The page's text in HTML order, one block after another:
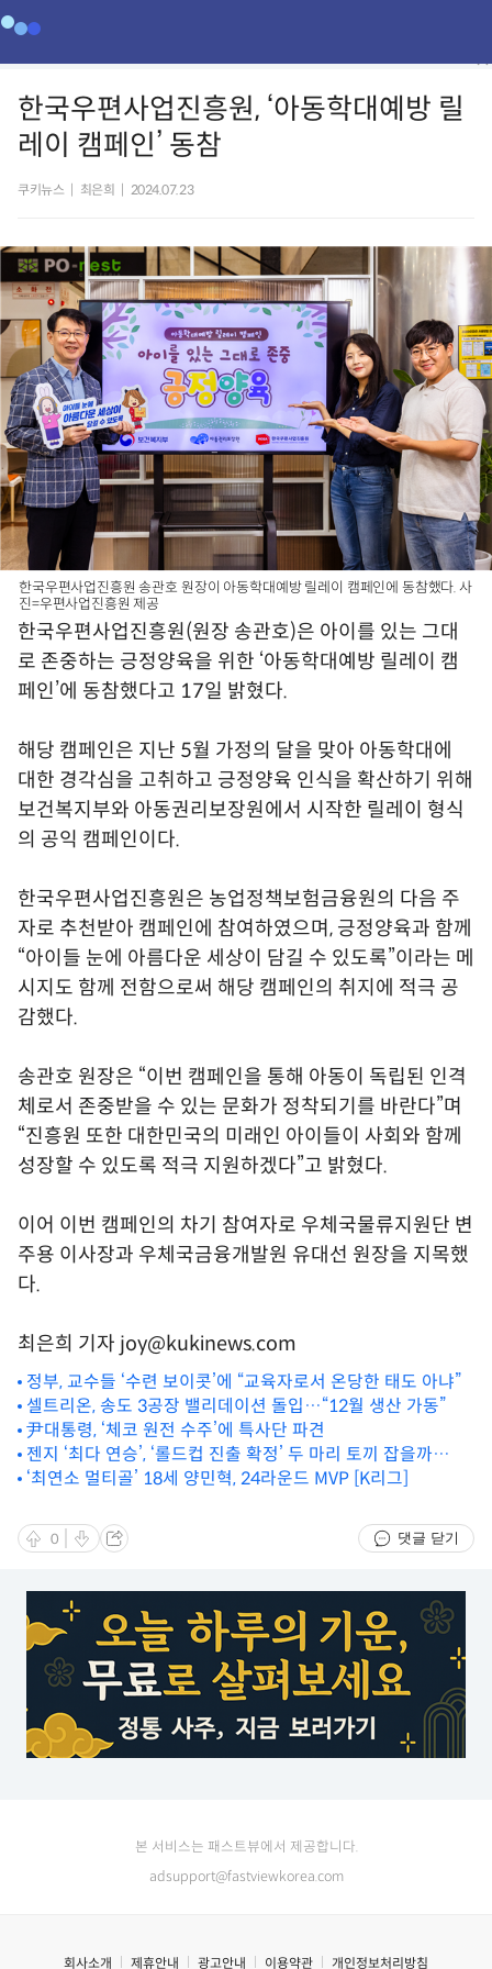
한국우편사업진흥원, ‘아동학대예방 릴
레이 캠페인’ 동참
쿠키뉴스 최은희 2024.07.23
한국우편사업진흥원 송관호 원장이 아동학대예방 릴레이 캠페인에 동참했다. 사
진=우편사업진흥원 제공
한국우편사업진흥원(원장 송관호)은 아이를 있는 그대
로 존중하는 긍정양육을 위한 ‘아동학대예방 릴레이 캠
페인’에 동참했다고 17일 밝혔다.
해당 캠페인은 지난 5월 가정의 달을 맞아 아동학대에
대한 경각심을 고취하고 긍정양육 인식을 확산하기 위해
보건복지부와 아동권리보장원에서 시작한 릴레이 형식
의 공익 캠페인이다.
한국우편사업진흥원은 농업정책보험금융원의 다음 주
자로 추천받아 캠페인에 참여하였으며, 긍정양육과 함께
“아이들 눈에 아름다운 세상이 담길 수 있도록”이라는 메
시지도 함께 전함으로써 해당 캠페인의 취지에 적극 공
감했다.
송관호 원장은 “이번 캠페인을 통해 아동이 독립된 인격
체로서 존중받을 수 있는 문화가 정착되기를 바란다”며
“진흥원 또한 대한민국의 미래인 아이들이 사회와 함께
성장할 수 있도록 적극 지원하겠다”고 밝혔다.
이어 이번 캠페인의 차기 참여자로 우체국물류지원단 변
주용 이사장과 우체국금융개발원 유대선 원장을 지목했
다.
최은희 기자 joy@kukinews.com
정부, 교수들 ‘수련 보이콧’에 “교육자로서 온당한 태도 아냐”
셀트리온, 송도 3공장 밸리데이션 돌입…“12월 생산 가동”
尹대통령, ‘체코 원전 수주’에 특사단 파견
젠지 ‘최다 연승’, ‘롤드컵 진출 확정’ 두 마리 토끼 잡을까
[LCK]
‘최연소 멀티골’ 18세 양민혁, 24라운드 MVP [K리그]
0 댓글 닫기
본 서비스는 패스트뷰에서 제공합니다.
adsupport@fastviewkorea.com
회사소개 제휴안내 광고안내 이용약관 개인정보처리방침